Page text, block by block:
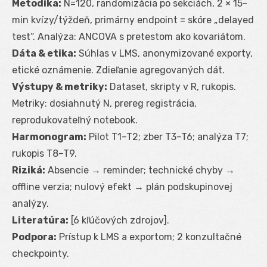
Metodika: N=120, randomizácia po sekciách, 2 × 15-
min kvízy/týždeň, primárny endpoint = skóre „delayed
test“. Analýza: ANCOVA s pretestom ako kovariátom.
Dáta & etika: Súhlas v LMS, anonymizované exporty,
etické oznámenie. Zdieľanie agregovaných dát.
Výstupy & metriky: Dataset, skripty v R, rukopis.
Metriky: dosiahnutý N, prereg registrácia,
reprodukovateľný notebook.
Harmonogram: Pilot T1–T2; zber T3–T6; analýza T7;
rukopis T8–T9.
Riziká: Absencie → reminder; technické chyby →
offline verzia; nulový efekt → plán podskupinovej
analýzy.
Literatúra: [6 kľúčových zdrojov].
Podpora: Prístup k LMS a exportom; 2 konzultačné
checkpointy.